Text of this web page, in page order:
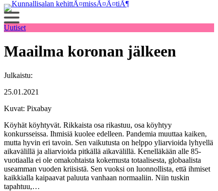
Siirry
sisältöön
Uutiset
Maailma koronan jälkeen
Julkaistu:
25.01.2021
Kuvat: Pixabay
Köyhät köyhtyvät. Rikkaista osa rikastuu, osa köyhtyy
konkursseissa. Ihmisiä kuolee edelleen. Pandemia muuttaa kaiken,
mutta hyvin eri tavoin. Sen vaikutusta on helppo yliarvioida lyhyellä
aikavälillä ja aliarvioida pitkällä aikavälillä. Kenelläkään alle 85-
vuotiaalla ei ole omakohtaista kokemusta totaalisesta, globaalista
useamman vuoden kriisistä. Sen vuoksi on luonnollista, että ihmiset
kaikkialla kaipaavat paluuta vanhaan normaaliin. Niin tuskin
tapahtuu,…